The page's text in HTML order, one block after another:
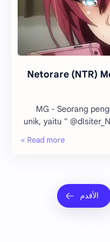
Netorare (NTR)
MG - Seorang pengguna dengan nama pengguna yang
unik, yaitu "